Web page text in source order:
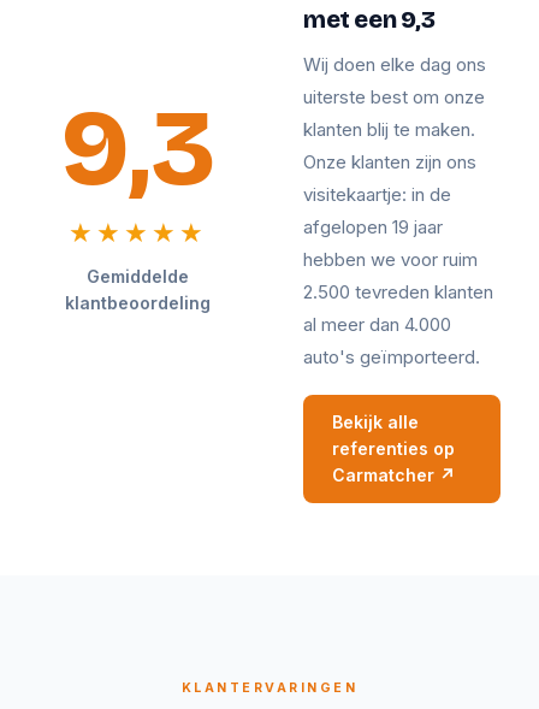
9,3
★★★★★
Gemiddelde
klantbeoordeling
met een 9,3
Wij doen elke dag ons
uiterste best om onze
klanten blij te maken.
Onze klanten zijn ons
visitekaartje: in de
afgelopen 19 jaar
hebben we voor ruim
2.500 tevreden klanten
al meer dan 4.000
auto's geïmporteerd.
Bekijk alle
referenties op
Carmatcher ↗
KLANTERVARINGEN